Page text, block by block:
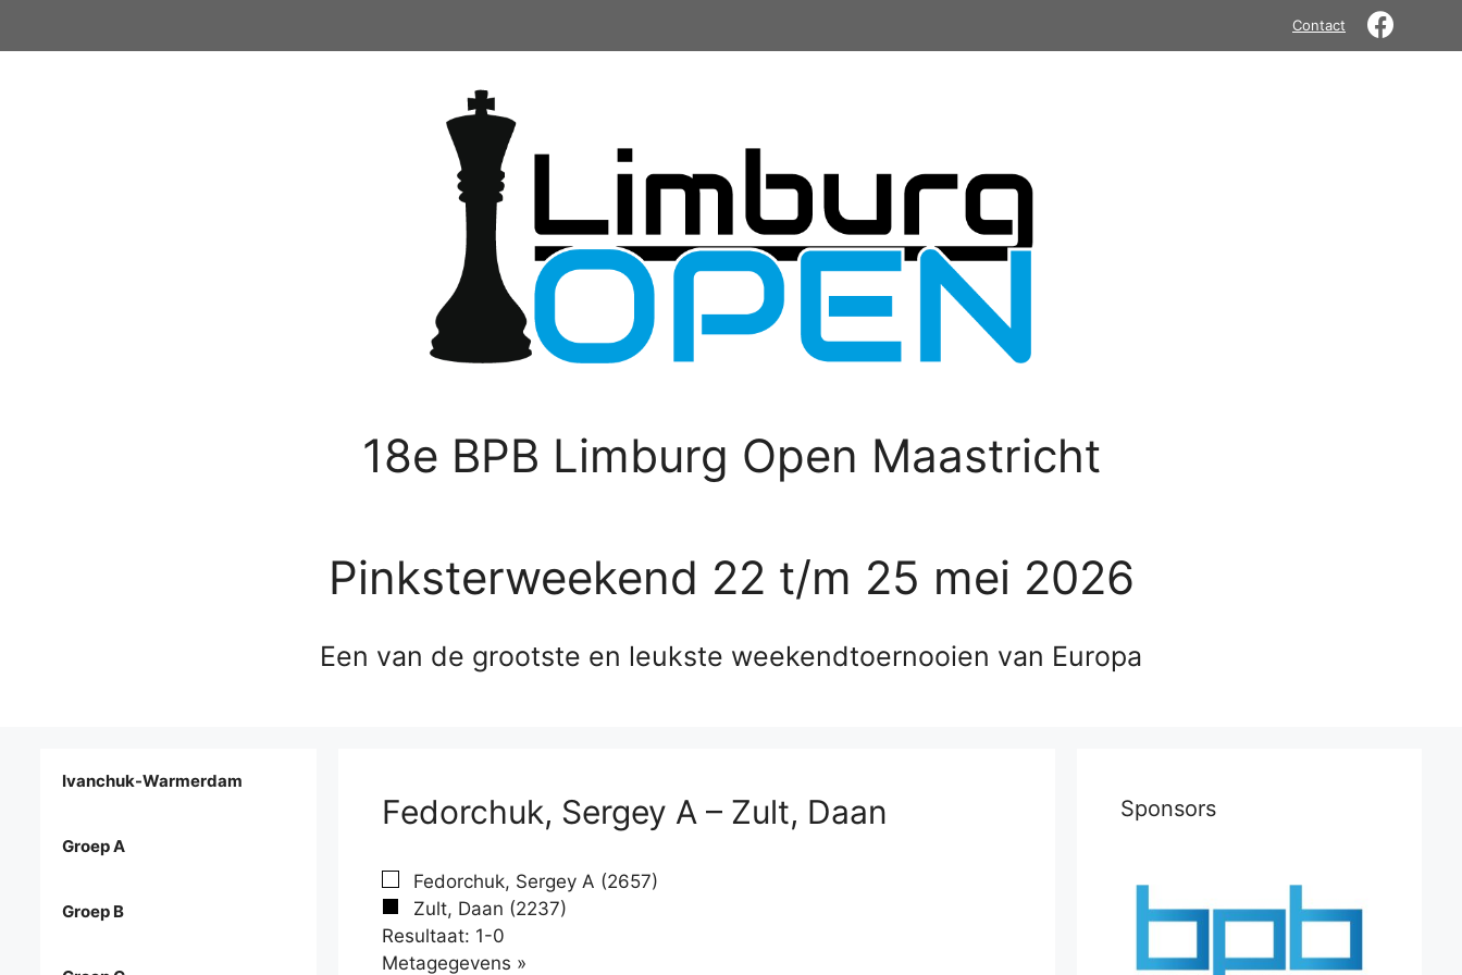
Contact
18e BPB Limburg Open Maastricht
Pinksterweekend 22 t/m 25 mei 2026
Een van de grootste en leukste weekendtoernooien van Europa
Fedorchuk, Sergey A – Zult, Daan
Fedorchuk, Sergey A (2657)
Zult, Daan (2237)
Resultaat: 1-0
Metagegevens »
Ivanchuk-Warmerdam
Groep A
Groep B
Sponsors